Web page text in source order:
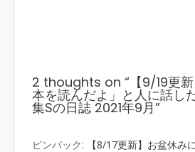
2 thoughts on “ 【9/19更
本を読んだよ」と人に話し
集Sの日誌 2021年9月”
ピンバック:
【8/17更新】お盆休み